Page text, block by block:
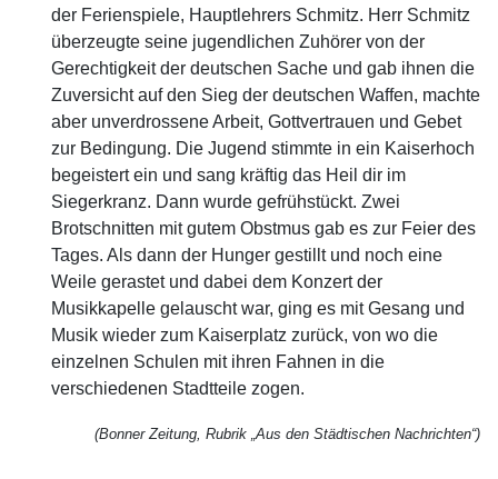
der Ferienspiele, Hauptlehrers Schmitz. Herr Schmitz
überzeugte seine jugendlichen Zuhörer von der
Gerechtigkeit der deutschen Sache und gab ihnen die
Zuversicht auf den Sieg der deutschen Waffen, machte
aber unverdrossene Arbeit, Gottvertrauen und Gebet
zur Bedingung. Die Jugend stimmte in ein Kaiserhoch
begeistert ein und sang kräftig das Heil dir im
Siegerkranz. Dann wurde gefrühstückt. Zwei
Brotschnitten mit gutem Obstmus gab es zur Feier des
Tages. Als dann der Hunger gestillt und noch eine
Weile gerastet und dabei dem Konzert der
Musikkapelle gelauscht war, ging es mit Gesang und
Musik wieder zum Kaiserplatz zurück, von wo die
einzelnen Schulen mit ihren Fahnen in die
verschiedenen Stadtteile zogen.
(Bonner Zeitung, Rubrik „Aus den Städtischen Nachrichten“)